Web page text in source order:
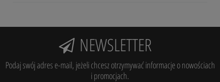
NEWSLETTER
Podaj swój adres e-mail, jeżeli chcesz otrzymywać informacje o nowościach
i promocjach.